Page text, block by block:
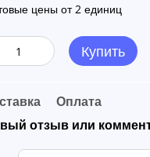
цены от 2 единиц
Купить
Оплата
отзыв или